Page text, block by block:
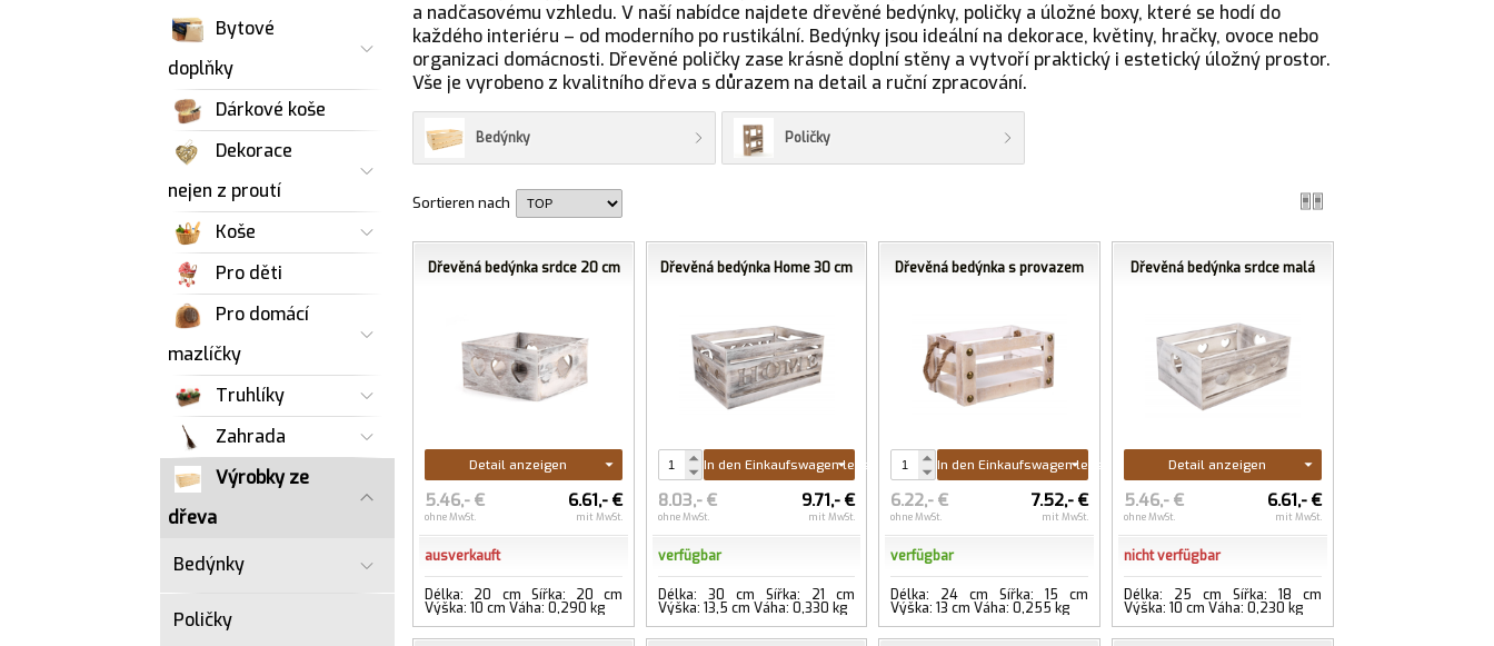
Bytové
doplňky
Dárkové koše
Dekorace
nejen z proutí
Koše
Pro děti
Pro domácí
mazlíčky
Truhlíky
Zahrada
Výrobky ze
dřeva
Bedýnky
Poličky
a nadčasovému vzhledu. V naší nabídce najdete dřevěné bedýnky, poličky a úložné boxy, které se hodí do
každého interiéru – od moderního po rustikální. Bedýnky jsou ideální na dekorace, květiny, hračky, ovoce nebo
organizaci domácnosti. Dřevěné poličky zase krásně doplní stěny a vytvoří praktický i estetický úložný prostor.
Vše je vyrobeno z kvalitního dřeva s důrazem na detail a ruční zpracování.
Bedýnky Poličky
Sortieren nach
Dřevěná bedýnka srdce 20 cm
Detail anzeigen
5.46,- €
ohne MwSt.
6.61,- €
mit MwSt.
ausverkauft
Délka: 20 cm Šířka: 20 cm
Výška: 10 cm Váha: 0,290 kg
Dřevěná bedýnka Home 30 cm
In den Einkaufswagen legen
8.03,- €
ohne MwSt.
9.71,- €
mit MwSt.
verfügbar
Délka: 30 cm Šířka: 21 cm
Výška: 13,5 cm Váha: 0,330 kg
Dřevěná bedýnka s provazem
In den Einkaufswagen legen
6.22,- €
ohne MwSt.
7.52,- €
mit MwSt.
verfügbar
Délka: 24 cm Šířka: 15 cm
Výška: 13 cm Váha: 0,255 kg
Dřevěná bedýnka srdce malá
Detail anzeigen
5.46,- €
ohne MwSt.
6.61,- €
mit MwSt.
nicht verfügbar
Délka: 25 cm Šířka: 18 cm
Výška: 10 cm Váha: 0,230 kg